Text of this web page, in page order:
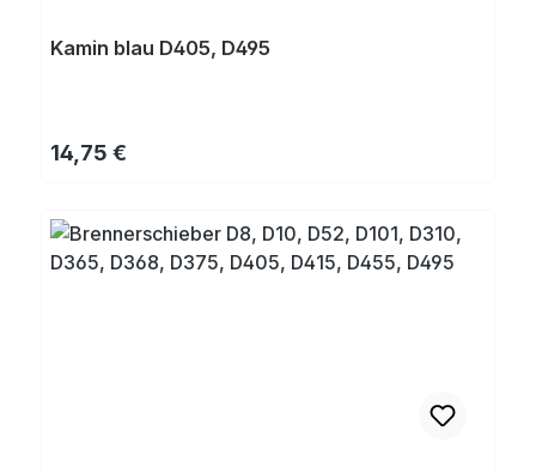
Kamin blau D405, D495
Regulärer Preis:
14,75 €